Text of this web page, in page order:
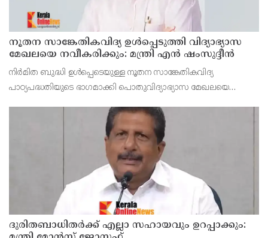
നൂതന സാങ്കേതികവിദ്യ ഉള്‍പ്പെടുത്തി വിദ്യാഭ്യാസ
മേഖലയെ നവീകരിക്കും: മന്ത്രി എന്‍ ഷംസുദ്ദീന്‍
നിര്‍മിത ബുദ്ധി ഉള്‍പ്പെടെയുള്ള നൂതന സാങ്കേതികവിദ്യ
പാഠ്യപദ്ധതിയുടെ ഭാഗമാക്കി പൊതുവിദ്യാഭ്യാസ മേഖലയെ
ക്ഷേമവകുപ്പ് മന്ത്രി എന്‍ ഷംസുദ്ദീന്‍.
ദുരിതബാധിതർക്ക് എല്ലാ സഹായവും ഉറപ്പാക്കും: